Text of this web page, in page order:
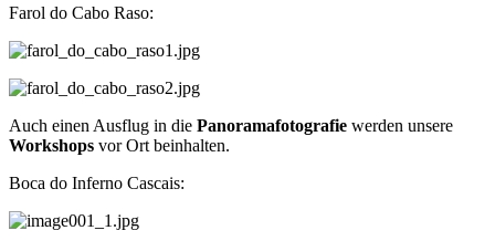
Farol do Cabo Raso:
Auch einen Ausflug in die Panoramafotografie werden unsere
Workshops vor Ort beinhalten.
Boca do Inferno Cascais: